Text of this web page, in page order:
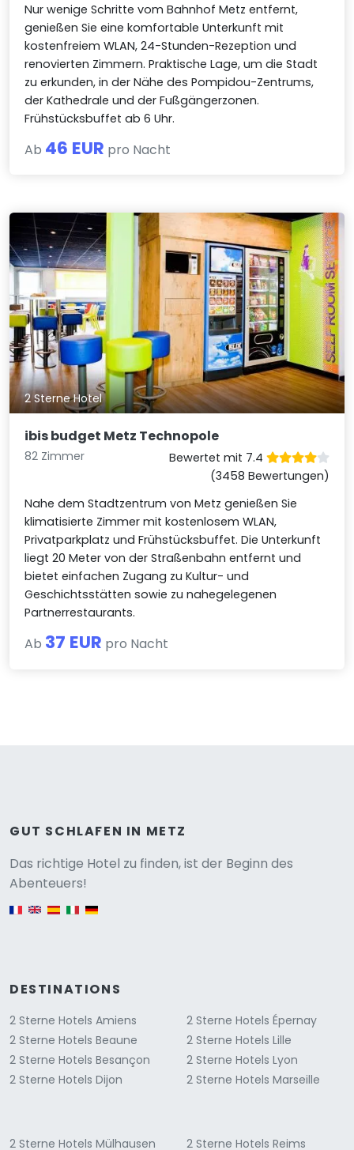
Nur wenige Schritte vom Bahnhof Metz entfernt,
genießen Sie eine komfortable Unterkunft mit
kostenfreiem WLAN, 24-Stunden-Rezeption und
renovierten Zimmern. Praktische Lage, um die Stadt
zu erkunden, in der Nähe des Pompidou-Zentrums,
der Kathedrale und der Fußgängerzonen.
Frühstücksbuffet ab 6 Uhr.
Ab 46 EUR pro Nacht
2 Sterne Hotel
ibis budget Metz Technopole
82 Zimmer
Bewertet mit 7.4
(3458 Bewertungen)
Nahe dem Stadtzentrum von Metz genießen Sie
klimatisierte Zimmer mit kostenlosem WLAN,
Privatparkplatz und Frühstücksbuffet. Die Unterkunft
liegt 20 Meter von der Straßenbahn entfernt und
bietet einfachen Zugang zu Kultur- und
Geschichtsstätten sowie zu nahegelegenen
Partnerrestaurants.
Ab 37 EUR pro Nacht
GUT SCHLAFEN IN METZ
Das richtige Hotel zu finden, ist der Beginn des
Abenteuers!
DESTINATIONS
2 Sterne Hotels Amiens
2 Sterne Hotels Beaune
2 Sterne Hotels Besançon
2 Sterne Hotels Dijon
2 Sterne Hotels Épernay
2 Sterne Hotels Lille
2 Sterne Hotels Lyon
2 Sterne Hotels Marseille
2 Sterne Hotels Mülhausen 2 Sterne Hotels Reims